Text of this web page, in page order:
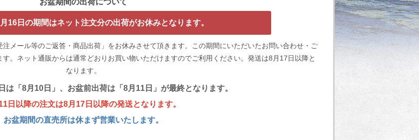
お盆期間の出荷について
16日の期間はネット注文分の出荷がお休みとなります。
注メール等のご返答・商品出荷」をお休みさせて頂きます。この期間にいただいたお問い合わせ・ご
す。ネット通販からは通常どおりお買い物いただけますのでご利用ください。発送は8月17日以降と
なります。
は「8月10日」、お盆前出荷は「8月11日」が最終となります。
日以降の注文は8月17日以降の発送となります。
お盆期間の直売所は休まず営業いたします。